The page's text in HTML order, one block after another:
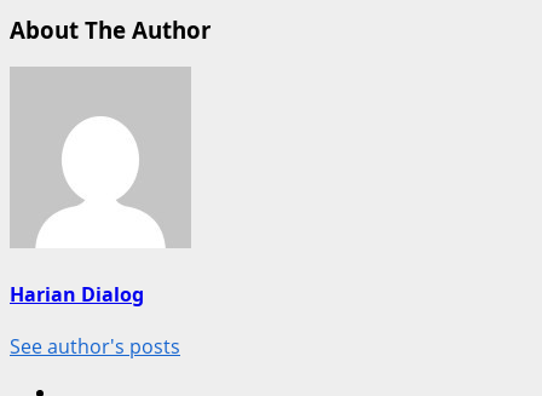
About The Author
Harian Dialog
See author's posts